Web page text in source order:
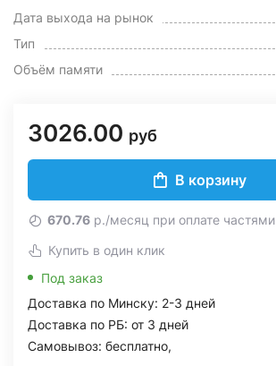
Дата выхода на рынок
Тип
Объём памяти
3026.00 руб
В корзину
670.76 р./месяц при оплате частями
Купить в один клик
Под заказ
Доставка по Минску: 2-3 дней
Доставка по РБ: от 3 дней
Самовывоз: бесплатно,